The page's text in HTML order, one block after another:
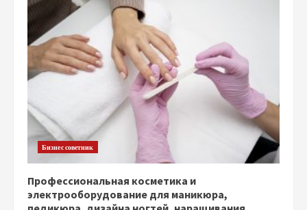
Бизнес советник
Профессиональная косметика и
электрооборудование для маникюра,